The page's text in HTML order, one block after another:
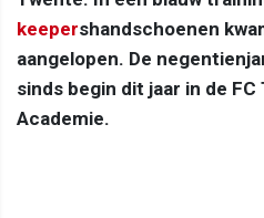
keepershandschoenen
aangelopen. De
sinds begin dit jaar in de
Academie.